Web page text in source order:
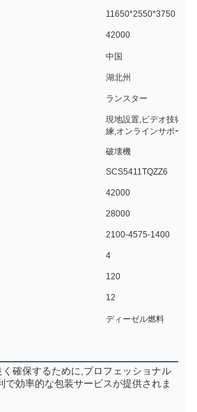
11650*2550*3750
42000
中国
湖北州
ランスター
現地設置,ビデオ技術サ
練,オンラインサポート
破壊機
SCS5411TQZZ6
42000
28000
2100-4575-1400
4
120
12
ディーゼル燃料
確保するために,プロフェッショナル
で効率的な包装サービスが提供されま